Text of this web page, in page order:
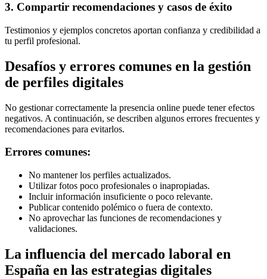
3. Compartir recomendaciones y casos de éxito
Testimonios y ejemplos concretos aportan confianza y credibilidad a
tu perfil profesional.
Desafíos y errores comunes en la gestión
de perfiles digitales
No gestionar correctamente la presencia online puede tener efectos
negativos. A continuación, se describen algunos errores frecuentes y
recomendaciones para evitarlos.
Errores comunes:
No mantener los perfiles actualizados.
Utilizar fotos poco profesionales o inapropiadas.
Incluir información insuficiente o poco relevante.
Publicar contenido polémico o fuera de contexto.
No aprovechar las funciones de recomendaciones y
validaciones.
La influencia del mercado laboral en
España en las estrategias digitales